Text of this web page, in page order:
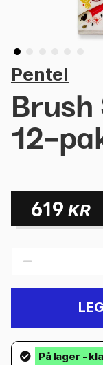
Pentel
Brush
12-
619 KR